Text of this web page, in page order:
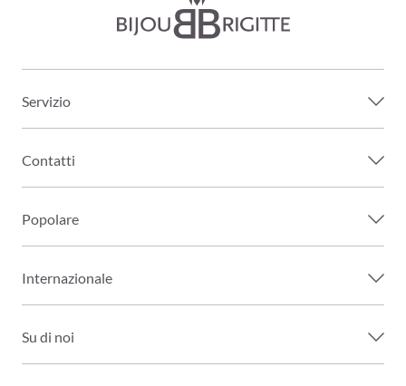
Servizio
Contatti
Popolare
Internazionale
Su di noi